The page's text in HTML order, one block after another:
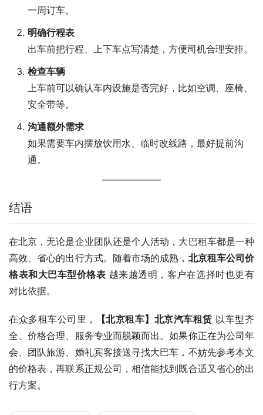
一周订车。
明确行程表
出车前把行程、上下车点写清楚，方便司机合理安排。
检查车辆
上车前可以确认车内设施是否完好，比如空调、座椅、
安全带等。
沟通额外需求
如果需要车内摆放饮用水、临时改线路，最好提前沟
通。
结语
在北京，无论是企业团队还是个人活动，大巴租车都是一种
高效、省心的出行方式。随着市场的成熟， 北京租车公司价
格表和大巴车型价格表 越来越透明，客户在选择时也更有
对比依据。
在众多租车公司里， 【北京租车】北京汽车租赁 以车型齐
全、价格合理、服务专业而脱颖而出。如果你正在为公司年
会、团队旅游、婚礼宾客接送寻找大巴车，不妨先参考本文
的价格表，再联系正规公司，相信能找到既合适又省心的出
行方案。